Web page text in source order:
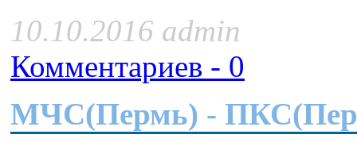
10.10.2016 admin
Комментариев - 0
МЧС(Пермь) -